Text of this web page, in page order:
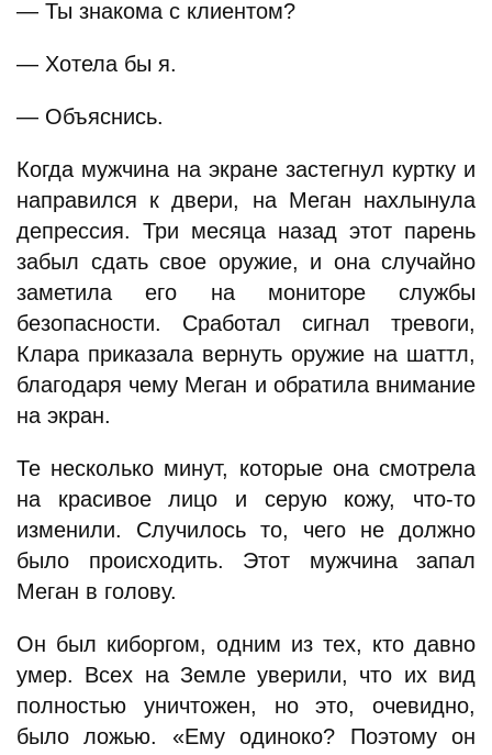
— Ты знакома с клиентом?
— Хотела бы я.
— Объяснись.
Когда мужчина на экране застегнул куртку и
направился к двери, на Меган нахлынула
депрессия. Три месяца назад этот парень
забыл сдать свое оружие, и она случайно
заметила его на мониторе службы
безопасности. Сработал сигнал тревоги,
Клара приказала вернуть оружие на шаттл,
благодаря чему Меган и обратила внимание
на экран.
Те несколько минут, которые она смотрела
на красивое лицо и серую кожу, что-то
изменили. Случилось то, чего не должно
было происходить. Этот мужчина запал
Меган в голову.
Он был киборгом, одним из тех, кто давно
умер. Всех на Земле уверили, что их вид
полностью уничтожен, но это, очевидно,
было ложью. «Ему одиноко? Поэтому он